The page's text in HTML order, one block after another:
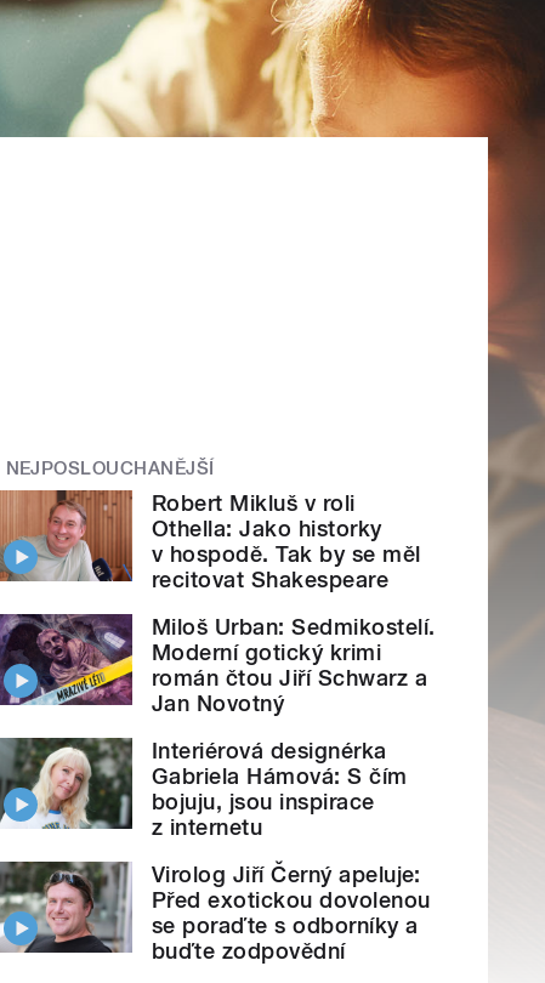
NEJPOSLOUCHANĚJŠÍ
Robert Mikluš v roli
Othella: Jako historky
v hospodě. Tak by se měl
recitovat Shakespeare
Miloš Urban: Sedmikostelí.
Moderní gotický krimi
román čtou Jiří Schwarz a
Jan Novotný
Interiérová designérka
Gabriela Hámová: S čím
bojuju, jsou inspirace
z internetu
Virolog Jiří Černý apeluje:
Před exotickou dovolenou
se poraďte s odborníky a
buďte zodpovědní